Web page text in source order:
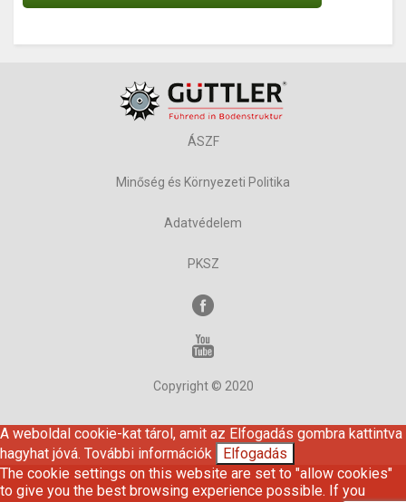
ÁSZF
Minőség és Környezeti Politika
Adatvédelem
PKSZ
Copyright © 2020
A weboldal cookie-kat tárol, amit az Elfogadás gombra kattintva
hagyhat jóvá. További információk
Elfogadás
The cookie settings on this website are set to "allow cookies"
to give you the best browsing experience possible. If you